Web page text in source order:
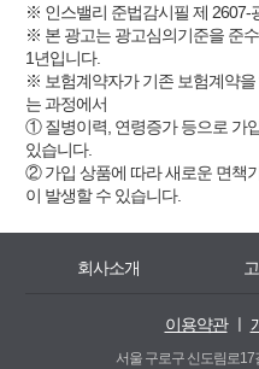
※ 인스밸리 준법감시필 제 2607-
※ 본 광고는 광고심의기준을 준
1년입니다.
※ 보험계약자가 기존 보험계약
는 과정에서
① 질병이력, 연령증가 등으로 가
있습니다.
② 가입 상품에 따라 새로운 면책
이 발생할 수 있습니다.
회사소개
이용약관ㅣ
서울 구로구 신도림로17